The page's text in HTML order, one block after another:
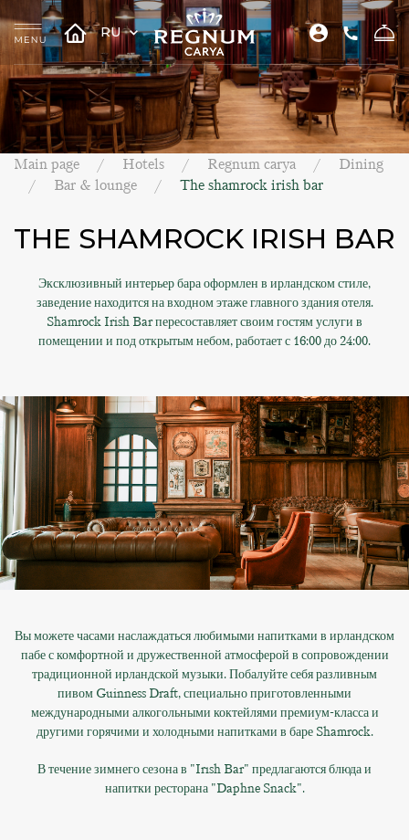
RU
Main page Hotels Regnum carya
Dining
Bar & lounge
The shamrock irish bar
THE SHAMROCK IRISH BAR
Эксклюзивный интерьер бара оформлен в ирландском стиле,
заведение находится на входном этаже главного здания отеля.
Shamrock Irish Bar пересоставляет своим гостям услуги в
помещении и под открытым небом, работает с 16:00 до 24:00.
Вы можете часами наслаждаться любимыми напитками в ирландском
пабе с комфортной и дружественной атмосферой в сопровождении
традиционной ирландской музыки. Побалуйте себя разливным
пивом Guinness Draft, специально приготовленными
международными алкогольными коктейлями премиум-класса и
другими горячими и холодными напитками в баре Shamrock.
В течение зимнего сезона в "Irısh Bar" предлагаются блюда и
напитки ресторана "Daphne Snack".